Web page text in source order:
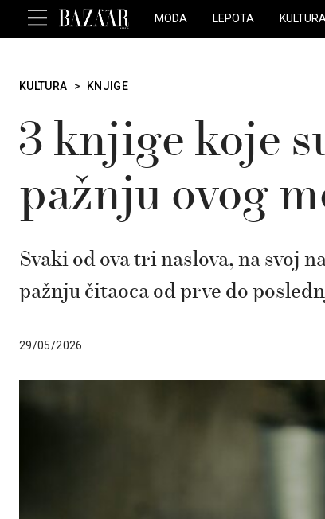
MODA LEPOTA KULTURA
KULTURA > KNJIGE
3 knjige koje
pažnju ovog
Svaki od ova tri naslova, na svoj
pažnju čitaoca od prve do
29/05/2026